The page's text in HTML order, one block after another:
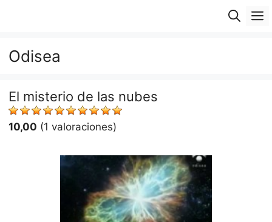
Odisea
El misterio de las nubes
10,00 (1 valoraciones)